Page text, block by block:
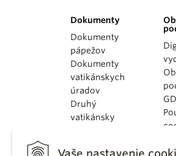
Dokumenty
Dokumenty
pápežov
Dokumenty
vatikánskych
úradov
Druhý
vatikánsky